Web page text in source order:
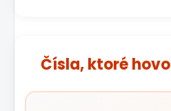
Čísla, ktoré